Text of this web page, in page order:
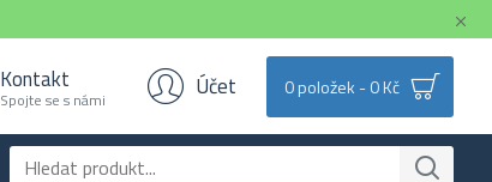
Kontakt
Spojte se s námi Účet 0 položek - 0 Kč